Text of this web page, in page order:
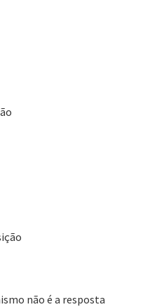
não é a resposta